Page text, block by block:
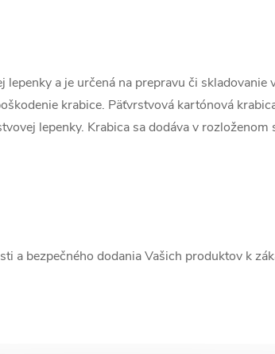
a je určená na prepravu či skladovanie
krabice. Päťvrstvová kartónová
lepenky. Krabica sa dodáva v rozloženom
a bezpečného dodania Vašich produktov k